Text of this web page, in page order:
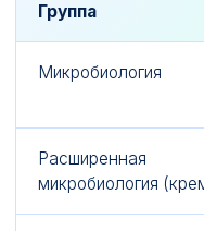
Группа
Микробиология
Расширенная
микробиология